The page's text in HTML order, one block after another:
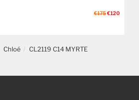
€175€120
Chloé CL2119 C14 MYRTE